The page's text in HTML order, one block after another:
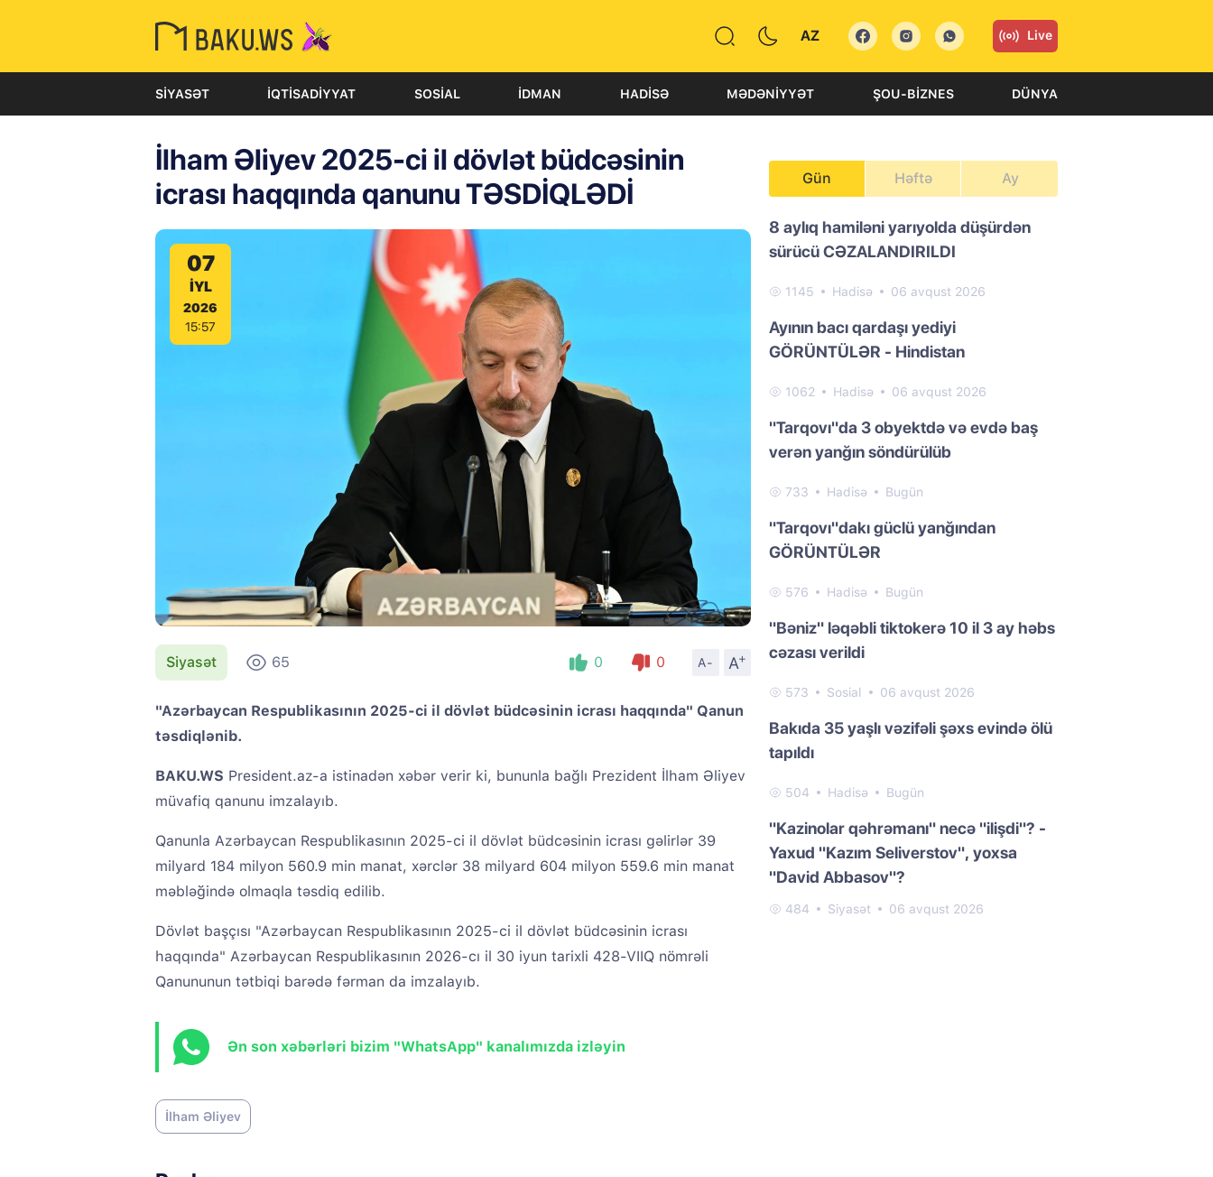
AZ Live
SIYASƏT İQTISADIYYAT SOSIAL İDMAN HADISƏ MƏDƏNIYYƏT ŞOU-BIZNES DÜNYA
İlham Əliyev 2025-ci il dövlət büdcəsinin
icrası haqqında qanunu TƏSDİQLƏDİ
07
IYL
2026
15:57
Siyasət 65 0 0 A- A
+
"Azərbaycan Respublikasının 2025-ci il dövlət büdcəsinin icrası haqqında" Qanun
təsdiqlənib.
BAKU.WS President.az-a istinadən xəbər verir ki, bununla bağlı Prezident İlham Əliyev
müvafiq qanunu imzalayıb.
Qanunla Azərbaycan Respublikasının 2025-ci il dövlət büdcəsinin icrası gəlirlər 39
milyard 184 milyon 560.9 min manat, xərclər 38 milyard 604 milyon 559.6 min manat
məbləğində olmaqla təsdiq edilib.
Dövlət başçısı "Azərbaycan Respublikasının 2025-ci il dövlət büdcəsinin icrası
haqqında" Azərbaycan Respublikasının 2026-cı il 30 iyun tarixli 428-VIIQ nömrəli
Qanununun tətbiqi barədə fərman da imzalayıb.
Ən son xəbərləri bizim "WhatsApp" kanalımızda izləyin
İlham Əliyev
Gün Həftə Ay
8 aylıq hamiləni yarıyolda düşürdən
sürücü CƏZALANDIRILDI
1145 Hadisə 06 avqust 2026
Ayının bacı qardaşı yediyi
GÖRÜNTÜLƏR - Hindistan
1062 Hadisə 06 avqust 2026
"Tarqovı"da 3 obyektdə və evdə baş
verən yanğın söndürülüb
733 Hadisə Bugün
"Tarqovı"dakı güclü yanğından
GÖRÜNTÜLƏR
576 Hadisə Bugün
"Bəniz" ləqəbli tiktokerə 10 il 3 ay həbs
cəzası verildi
573 Sosial 06 avqust 2026
Bakıda 35 yaşlı vəzifəli şəxs evində ölü
tapıldı
504 Hadisə Bugün
"Kazinolar qəhrəmanı" necə "ilişdi"? -
Yaxud "Kazım Seliverstov", yoxsa
"David Abbasov"?
484 Siyasət 06 avqust 2026